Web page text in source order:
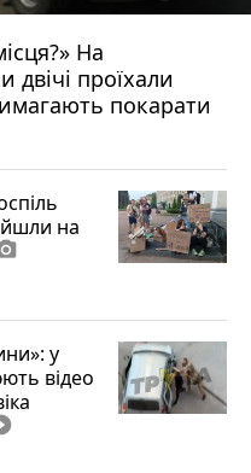
На
проїхали
покарати
на
у
відео